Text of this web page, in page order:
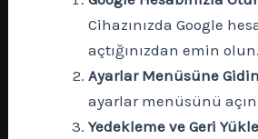
Cihazınızda Google
açtığınızdan emin olun.
Ayarlar Menüsüne
ayarlar menüsünü
Yedekleme ve Geri